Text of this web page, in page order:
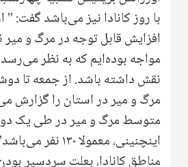
با روز کانادا نیز می‌باشد گفت: "
افزایش قابل توجه در مرگ و میر
مواجه بوده‌ایم که به نظر
مرگ و میر در استان را گزارش
متوسط مرگ و میر در طی یک
اینچنینی، معمولا
مناطق کانادا، بعلت سردسیر